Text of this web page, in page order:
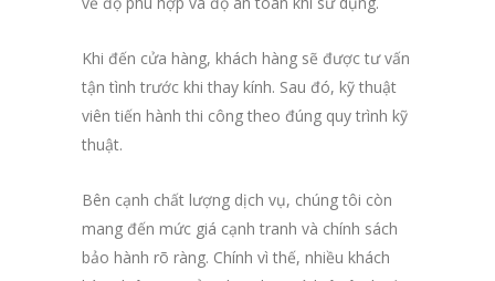
Khi đến cửa hàng, khách hàng sẽ được tư vấn
tận tình trước khi thay kính. Sau đó, kỹ thuật
viên tiến hành thi công theo đúng quy trình kỹ
thuật.
Bên cạnh chất lượng dịch vụ, chúng tôi còn
mang đến mức giá cạnh tranh và chính sách
bảo hành rõ ràng. Chính vì thế, nhiều khách